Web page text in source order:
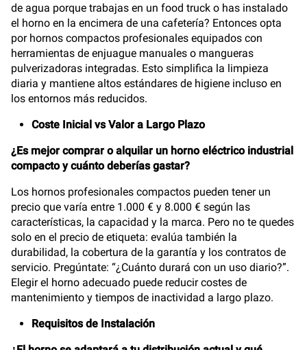
de agua porque trabajas en un food truck o has instalado
el horno en la encimera de una cafetería? Entonces opta
por hornos compactos profesionales equipados con
herramientas de enjuague manuales o mangueras
pulverizadoras integradas. Esto simplifica la limpieza
diaria y mantiene altos estándares de higiene incluso en
los entornos más reducidos.
Coste Inicial vs Valor a Largo Plazo
¿Es mejor comprar o alquilar un horno eléctrico industrial
compacto y cuánto deberías gastar?
Los hornos profesionales compactos pueden tener un
precio que varía entre 1.000 € y 8.000 € según las
características, la capacidad y la marca. Pero no te quedes
solo en el precio de etiqueta: evalúa también la
durabilidad, la cobertura de la garantía y los contratos de
servicio. Pregúntate: “¿Cuánto durará con un uso diario?”.
Elegir el horno adecuado puede reducir costes de
mantenimiento y tiempos de inactividad a largo plazo.
Requisitos de Instalación